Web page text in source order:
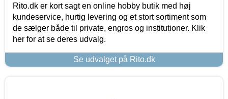
Rito.dk er kort sagt en online hobby butik med høj
kundeservice, hurtig levering og et stort sortiment som
de sælger både til private, engros og institutioner. Klik
her for at se deres udvalg.
Se udvalget på Rito.dk